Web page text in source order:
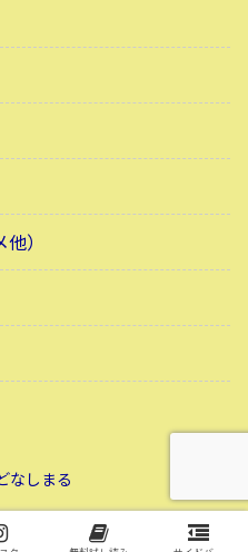
）
なしまる